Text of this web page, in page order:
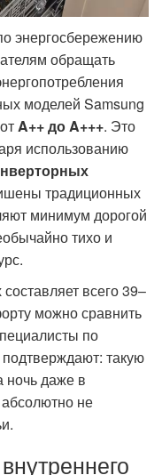
энергосбережению
обращать
моделей Samsung
A++ до A+++. Это
использованию
традиционных
минимум дорогой
тихо и
всего 39–
можно сравнить
по
такую
ночь даже в
не